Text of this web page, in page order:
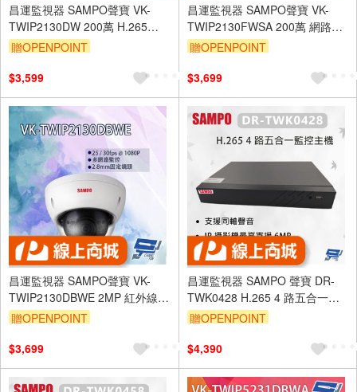
昌運監視器 SAMPO聲寶 VK-
TWIP2130DW 200萬 H.265
POE 紅外線半球網路攝影機
贈OPENPOINT
$3,599
昌運監視器 SAMPO聲寶 VK-
TWIP2130FWSA 200萬 網路攝
影機 內建麥克風 紅外線30M
贈OPENPOINT
$3,699
昌運監視器 SAMPO聲寶 VK-
TWIP2130DBWE 2MP 紅外線
半球型 網路攝影機
贈OPENPOINT
$3,699
昌運監視器 SAMPO 聲寶 DR-
TWK0428 H.265 4 路五合一監
控主機 最大支援10TB硬碟
贈OPENPOINT
$4,390